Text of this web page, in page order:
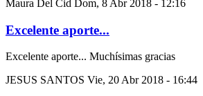
Maura Del Cid Dom, 8 Abr 2018 - 12:16
Excelente aporte...
Excelente aporte... Muchísimas gracias
JESUS SANTOS Vie, 20 Abr 2018 - 16:44